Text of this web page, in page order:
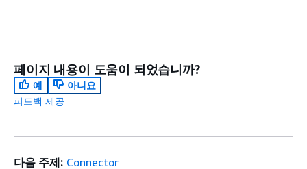
페이지 내용이 도움이 되었습니까?
예
아니요
피드백 제공
다음 주제: Connector